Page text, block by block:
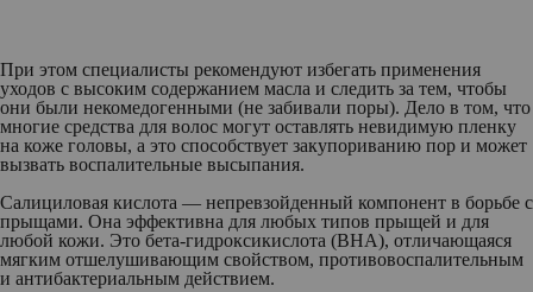
При этом специалисты рекомендуют избегать применения
уходов с высоким содержанием масла и следить за тем, чтобы
они были некомедогенными (не забивали поры). Дело в том, что
многие средства для волос могут оставлять невидимую пленку
на коже головы, а это способствует закупориванию пор и может
вызвать воспалительные высыпания.
Салициловая кислота — непревзойденный компонент в борьбе с
прыщами. Она эффективна для любых типов прыщей и для
любой кожи. Это бета-гидроксикислота (BHA), отличающаяся
мягким отшелушивающим свойством, противовоспалительным
и антибактериальным действием.